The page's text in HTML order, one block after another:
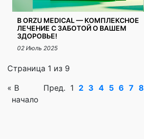
В ORZU MEDICAL — КОМПЛЕКСНОЕ
ЛЕЧЕНИЕ С ЗАБОТОЙ О ВАШЕМ
ЗДОРОВЬЕ!
02 Июль 2025
Страница 1 из 9
« В
начало
Пред. 1 2 3 4 5 6 7 8